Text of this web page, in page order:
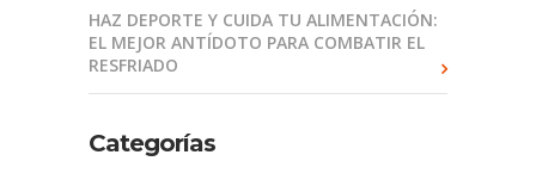
HAZ DEPORTE Y CUIDA TU ALIMENTACIÓN:
EL MEJOR ANTÍDOTO PARA COMBATIR EL
RESFRIADO
Categorías